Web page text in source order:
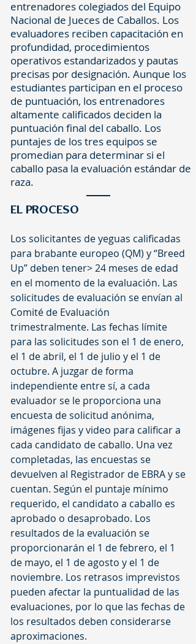
entrenadores colegiados del Equipo
Nacional de Jueces de Caballos. Los
evaluadores reciben capacitación en
profundidad, procedimientos
operativos estandarizados y pautas
precisas por designación. Aunque los
estudiantes participan en el proceso
de puntuación, los entrenadores
altamente calificados deciden la
puntuación final del caballo. Los
puntajes de los tres equipos se
promedian para determinar si el
caballo pasa la evaluación estándar de
raza.
EL PROCESO
Los solicitantes de yeguas calificadas
para brabante europeo (QM) y “Breed
Up” deben tener> 24 meses de edad
en el momento de la evaluación. Las
solicitudes de evaluación se envían al
Comité de Evaluación
trimestralmente. Las fechas límite
para las solicitudes son el 1 de enero,
el 1 de abril, el 1 de julio y el 1 de
octubre. A juzgar de forma
independiente entre sí, a cada
evaluador se le proporciona una
encuesta de solicitud anónima,
imágenes fijas y video para calificar a
cada candidato de caballo. Una vez
completadas, las encuestas se
devuelven al Registrador de EBRA y se
cuentan. Según el puntaje mínimo
requerido, el candidato a caballo es
aprobado o desaprobado. Los
resultados de la evaluación se
proporcionarán el 1 de febrero, el 1
de mayo, el 1 de agosto y el 1 de
noviembre. Los retrasos imprevistos
pueden afectar la puntualidad de las
evaluaciones, por lo que las fechas de
los resultados deben considerarse
aproximaciones.